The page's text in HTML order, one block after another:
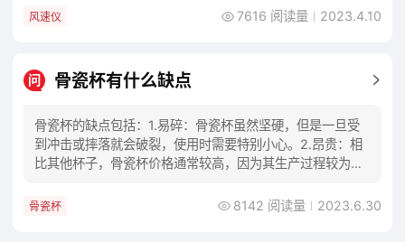
风速仪 7616 阅读量 2023.4.10
问 骨瓷杯有什么缺点
骨瓷杯的缺点包括：1.易碎：骨瓷杯虽然坚硬，但是一旦受
到冲击或摔落就会破裂，使用时需要特别小心。2.昂贵：相
比其他杯子，骨瓷杯价格通常较高，因为其生产过程较为复
骨瓷杯 8142 阅读量 2023.6.30